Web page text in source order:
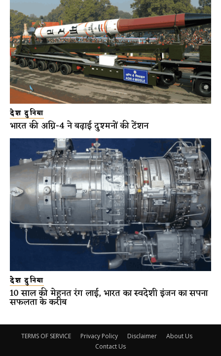
देश दुनिया
भारत की अग्नि-4 ने बढ़ाई दुश्मनों की टेंशन
देश दुनिया
10 साल की मेहनत रंग लाई, भारत का स्वदेशी इंजन का सपना
सफलता के करीब
TERMS OF SERVICE Privacy Policy Disclaimer
About Us
Contact Us